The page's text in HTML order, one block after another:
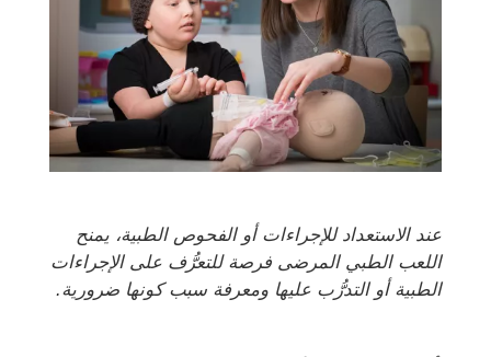
عند الاستعداد للإجراءات أو الفحوص الطبية، يمنح
اللعب الطبي المرضى فرصة للتعرُّف على الإجراءات
الطبية أو التدرُّب عليها ومعرفة سبب كونها ضرورية.